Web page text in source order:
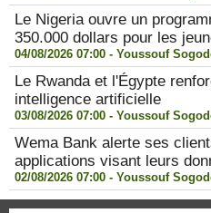
Le Nigeria ouvre un
350.000 dollars pour les
04/08/2026 07:00 - Youssouf
Le Rwanda et l'Égypte
intelligence artificielle
03/08/2026 07:00 - Youssouf
Wema Bank alerte ses
applications visant leurs
02/08/2026 07:00 - Youssouf